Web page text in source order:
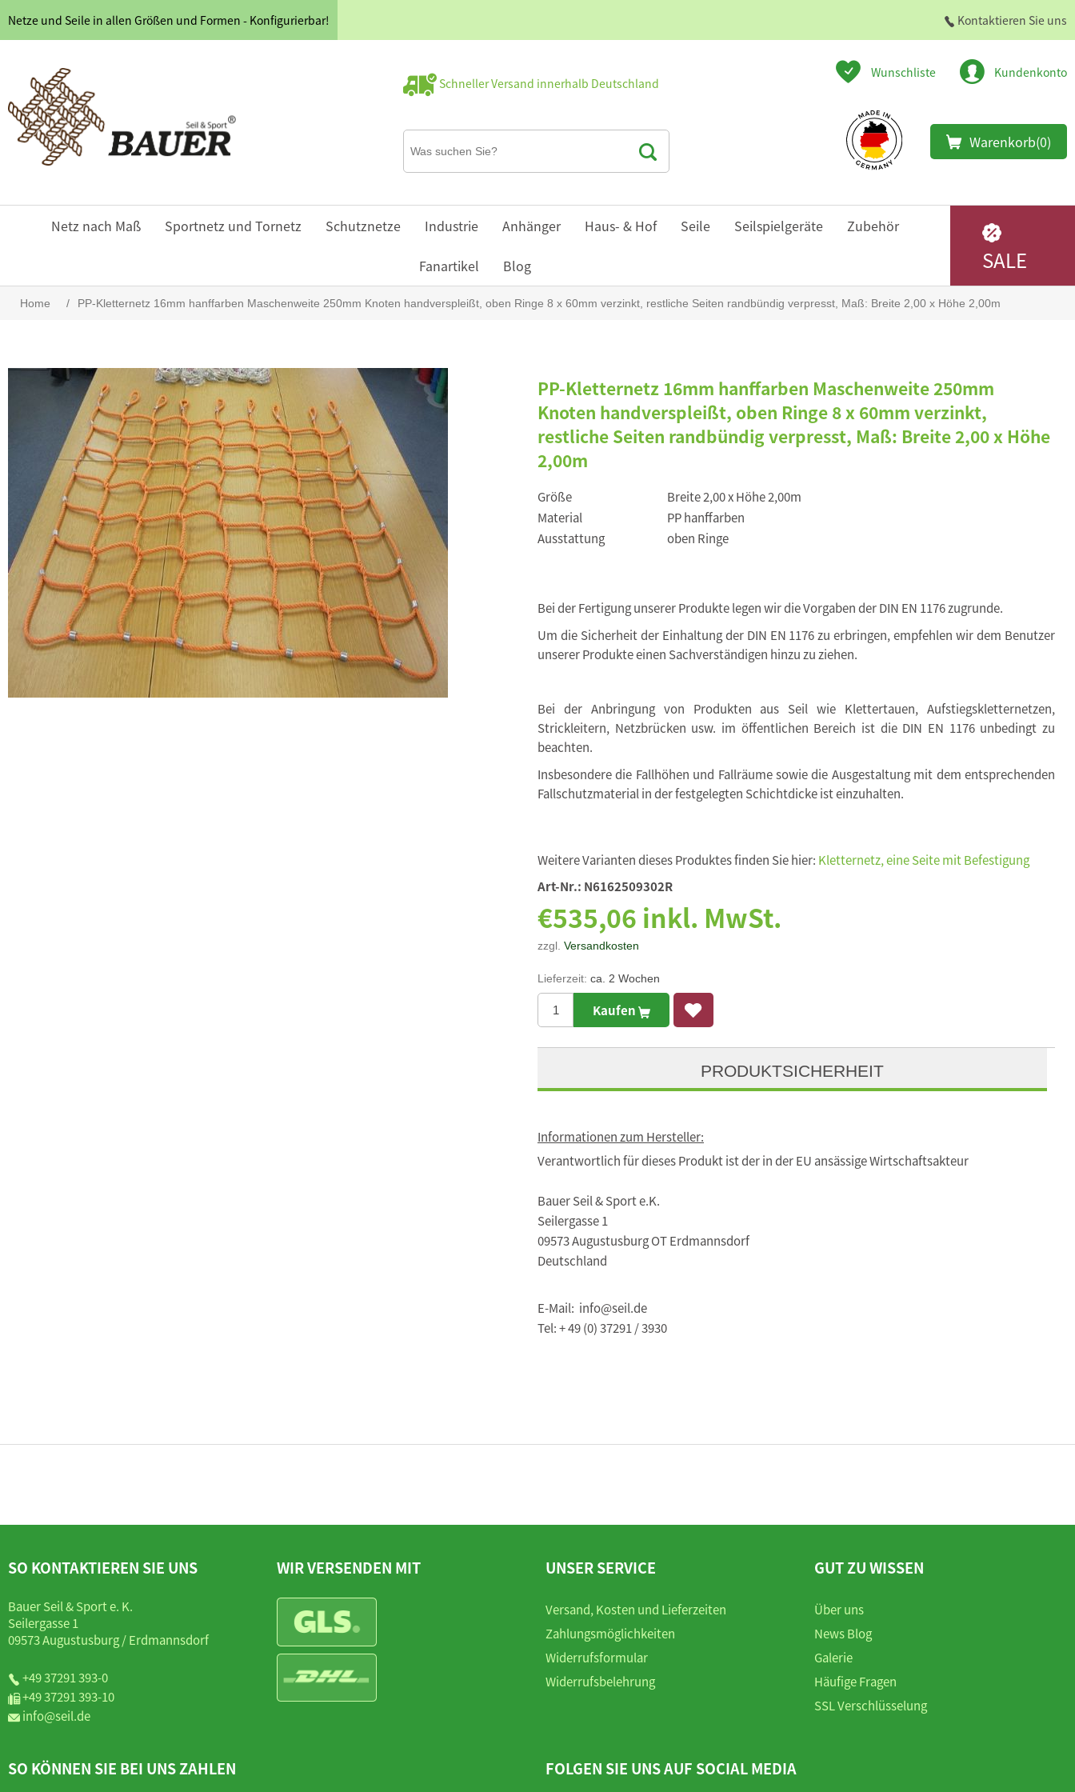
Netze und Seile in allen Größen und Formen - Konfigurierbar! Kontaktieren Sie uns
Schneller Versand innerhalb Deutschland
Wunschliste Kundenkonto
Warenkorb(0)
Netz nach Maß Sportnetz und Tornetz Schutznetze Industrie Anhänger Haus- & Hof Seile Seilspielgeräte Zubehör
Fanartikel Blog SALE
Home / PP-Kletternetz 16mm hanffarben Maschenweite 250mm Knoten handverspleißt, oben Ringe 8 x 60mm verzinkt, restliche Seiten randbündig verpresst, Maß: Breite 2,00 x Höhe 2,00m
PP-Kletternetz 16mm hanffarben Maschenweite 250mm
Knoten handverspleißt, oben Ringe 8 x 60mm verzinkt,
restliche Seiten randbündig verpresst, Maß: Breite 2,00 x Höhe
2,00m
Größe
Breite 2,00 x Höhe 2,00m
Material
PP hanffarben
Ausstattung
oben Ringe
Bei der Fertigung unserer Produkte legen wir die Vorgaben der DIN EN 1176 zugrunde.
Um die Sicherheit der Einhaltung der DIN EN 1176 zu erbringen, empfehlen wir dem Benutzer
unserer Produkte einen Sachverständigen hinzu zu ziehen.
Bei der Anbringung von Produkten aus Seil wie Klettertauen, Aufstiegskletternetzen,
Strickleitern, Netzbrücken usw. im öffentlichen Bereich ist die DIN EN 1176 unbedingt zu
beachten.
Insbesondere die Fallhöhen und Fallräume sowie die Ausgestaltung mit dem entsprechenden
Fallschutzmaterial in der festgelegten Schichtdicke ist einzuhalten.
Weitere Varianten dieses Produktes finden Sie hier: Kletternetz, eine Seite mit Befestigung
Art-Nr.: N6162509302R
€535,06 inkl. MwSt.
zzgl. Versandkosten
Lieferzeit: ca. 2 Wochen
Kaufen
PRODUKTSICHERHEIT
Informationen zum Hersteller:
Verantwortlich für dieses Produkt ist der in der EU ansässige Wirtschaftsakteur
Bauer Seil & Sport e.K.
Seilergasse 1
09573 Augustusburg OT Erdmannsdorf
Deutschland
E-Mail: info@seil.de
Tel: + 49 (0) 37291 / 3930
SO KONTAKTIEREN SIE UNS
Bauer Seil & Sport e. K.
Seilergasse 1
09573 Augustusburg / Erdmannsdorf
+49 37291 393-0
+49 37291 393-10
info@seil.de
WIR VERSENDEN MIT UNSER SERVICE
Versand, Kosten und Lieferzeiten
Zahlungsmöglichkeiten
Widerrufsformular
Widerrufsbelehrung
GUT ZU WISSEN
Über uns
News Blog
Galerie
Häufige Fragen
SSL Verschlüsselung
SO KÖNNEN SIE BEI UNS ZAHLEN FOLGEN SIE UNS AUF SOCIAL MEDIA